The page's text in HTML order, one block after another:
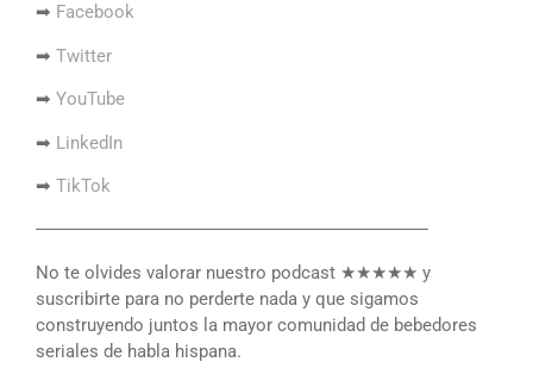
➡ Facebook
➡ Twitter
➡ YouTube
➡ LinkedIn
➡ TikTok
――――――――――――――――――――――
No te olvides valorar nuestro podcast ★★★★★ y
suscribirte para no perderte nada y que sigamos
construyendo juntos la mayor comunidad de bebedores
seriales de habla hispana.